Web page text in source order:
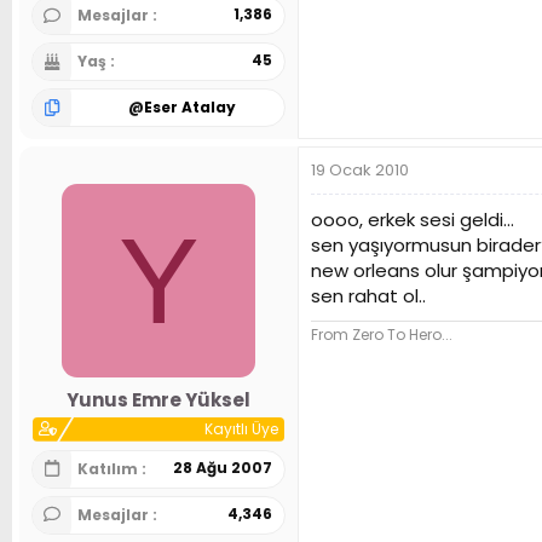
Mesajlar 1,386
Yaş 45
@Eser Atalay
Y
Yunus Emre Yüksel
Kayıtlı Üye
Katılım
28 Ağu 2007
Mesajlar 4,346
19 Ocak 2010
oooo, erkek sesi geldi...
sen yaşıyormusun
new orleans olur
sen rahat ol..
From Zero To Hero...